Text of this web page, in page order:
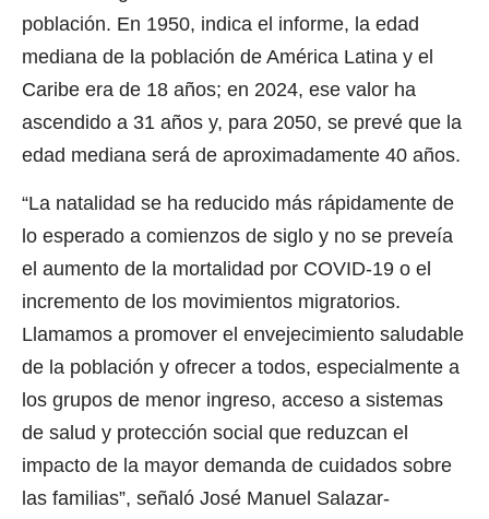
población. En 1950, indica el informe, la edad
mediana de la población de América Latina y el
Caribe era de 18 años; en 2024, ese valor ha
ascendido a 31 años y, para 2050, se prevé que la
edad mediana será de aproximadamente 40 años.
“La natalidad se ha reducido más rápidamente de
lo esperado a comienzos de siglo y no se preveía
el aumento de la mortalidad por COVID-19 o el
incremento de los movimientos migratorios.
Llamamos a promover el envejecimiento saludable
de la población y ofrecer a todos, especialmente a
los grupos de menor ingreso, acceso a sistemas
de salud y protección social que reduzcan el
impacto de la mayor demanda de cuidados sobre
las familias”, señaló José Manuel Salazar-